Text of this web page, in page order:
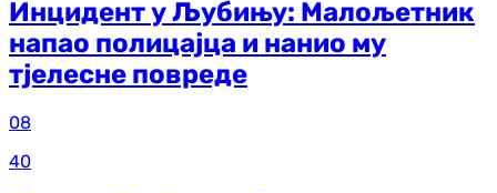
Инцидент у Љубињу: Малољетник
напао полицајца и нанио му
тјелесне повреде
08
40